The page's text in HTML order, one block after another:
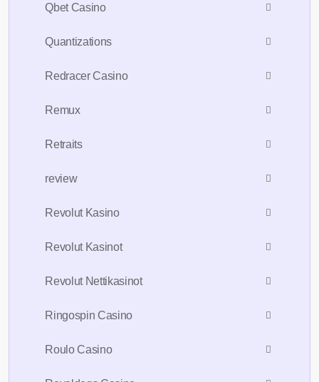
Qbet Casino
Quantizations
Redracer Casino
Remux
Retraits
review
Revolut Kasino
Revolut Kasinot
Revolut Nettikasinot
Ringospin Casino
Roulo Casino